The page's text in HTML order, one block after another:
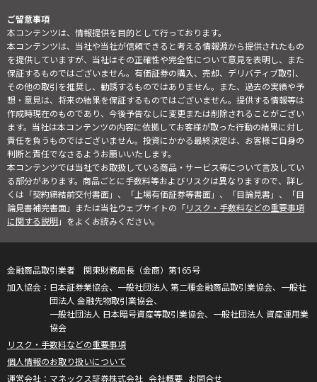
ご留意事項
本コンテンツは、情報提供を目的として行っております。
本コンテンツは、当社や当社が信頼できると考える情報源から提供されたもの
を提供していますが、当社はその正確性や完全性について意見を表明し、また
保証するものではございません。有価証券の購入、売却、デリバティブ取引、
その他の取引を推奨し、勧誘するものではありません。また、過去の実績や予
想・意見は、将来の結果を保証するものではございません。提供する情報等は
作成時現在のものであり、今後予告なしに変更または削除されることがござい
ます。当社は本コンテンツの内容に依拠してお客様が取った行動の結果に対し
責任を負うものではございません。投資にかかる最終決定は、お客様ご自身の
判断と責任でなさるようお願いいたします。
本コンテンツでは当社でお取扱している商品・サービス等について言及してい
る部分があります。商品ごとに手数料等およびリスクは異なりますので、詳し
くは「契約締結前交付書面」、「上場有価証券等書面」、「目論見書」、「目
論見書補完書面」または当社ウェブサイトの「リスク・手数料などの重要事項
に関する説明」をよくお読みください。
金融商品取引業者 関東財務局長（金商）第165号
日本証券業協会、一般社団法人 第二種金融商品取引業協会、一般社
団法人 金融先物取引業協会、
一般社団法人 日本暗号資産等取引業協会、一般社団法人 資産運用業
協会
リスク・手数料などの重要事項
個人情報のお取り扱いについて
マネックス証券株式会社 会社概要 お問合せ